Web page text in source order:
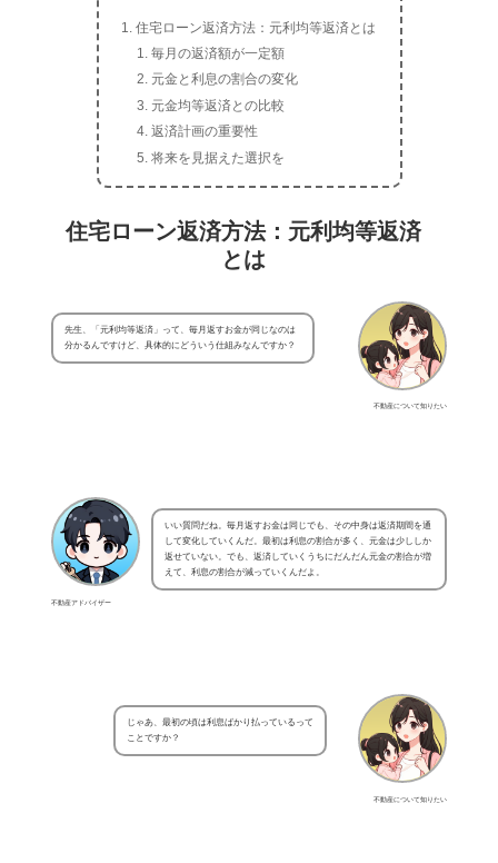
住宅ローン返済方法：元利均等返済とは
毎月の返済額が一定額
元金と利息の割合の変化
元金均等返済との比較
返済計画の重要性
将来を見据えた選択を
住宅ローン返済方法：元利均等返済
とは
不動産について知りたい
先生、「元利均等返済」って、毎月返すお金が同じなのは
分かるんですけど、具体的にどういう仕組みなんですか？
不動産アドバイザー
いい質問だね。毎月返すお金は同じでも、その中身は返済期間を通
して変化していくんだ。最初は利息の割合が多く、元金は少ししか
返せていない。でも、返済していくうちにだんだん元金の割合が増
えて、利息の割合が減っていくんだよ。
不動産について知りたい
じゃあ、最初の頃は利息ばかり払っているって
ことですか？